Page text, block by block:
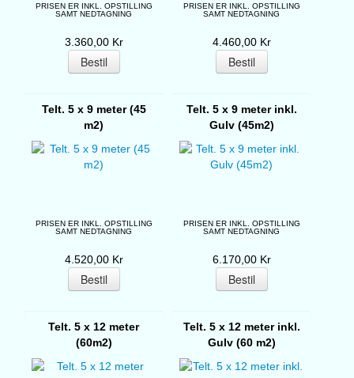
PRISEN ER INKL. OPSTILLING
SAMT NEDTAGNING
3.360,00 Kr
PRISEN ER INKL. OPSTILLING
SAMT NEDTAGNING
4.460,00 Kr
Telt. 5 x 9 meter (45
m2)
PRISEN ER INKL. OPSTILLING
SAMT NEDTAGNING
4.520,00 Kr
Telt. 5 x 9 meter inkl.
Gulv (45m2)
PRISEN ER INKL. OPSTILLING
SAMT NEDTAGNING
6.170,00 Kr
Telt. 5 x 12 meter
(60m2)
Telt. 5 x 12 meter inkl.
Gulv (60 m2)